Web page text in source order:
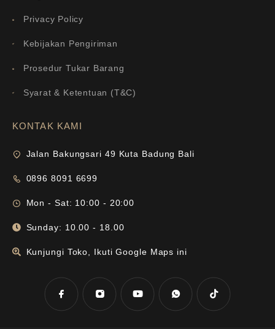
Privacy Policy
Kebijakan Pengiriman
Prosedur Tukar Barang
Syarat & Ketentuan (T&C)
KONTAK KAMI
Jalan Bakungsari 49 Kuta Badung Bali
0896 8091 6699
Mon - Sat: 10:00 - 20:00
Sunday: 10.00 - 18.00
Kunjungi Toko, Ikuti Google Maps ini